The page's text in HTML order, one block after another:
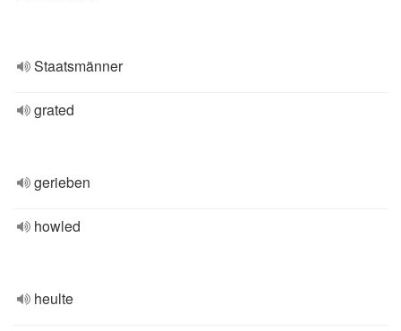
Staatsmänner
grated
gerieben
howled
heulte